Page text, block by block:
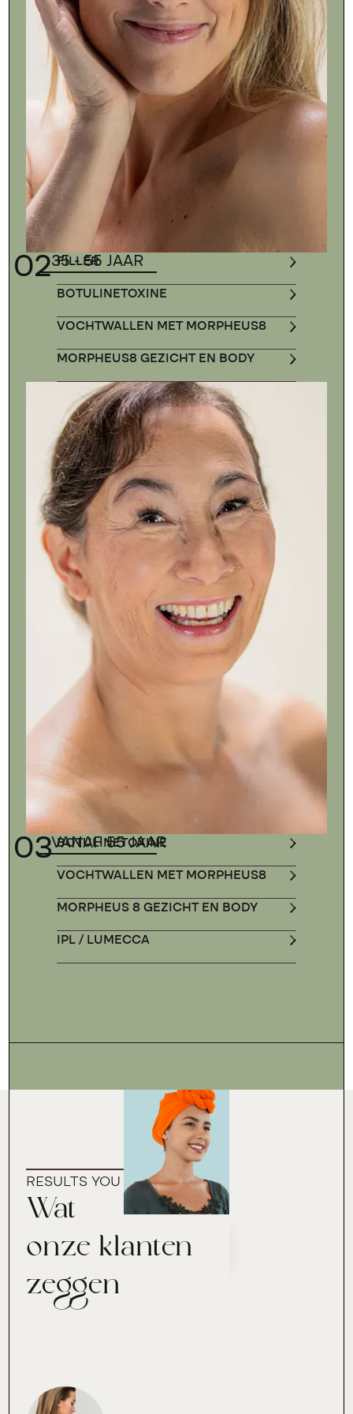
0235 - 55 JAAR
FILLER
BOTULINETOXINE
VOCHTWALLEN MET MORPHEUS8
MORPHEUS8 GEZICHT EN BODY
03VANAF 55 JAAR
BOTULINETOXINE
VOCHTWALLEN MET MORPHEUS8
MORPHEUS 8 GEZICHT EN BODY
IPL / LUMECCA
RESULTS YOU CAN TRUST
Wat
onze klanten
zeggen